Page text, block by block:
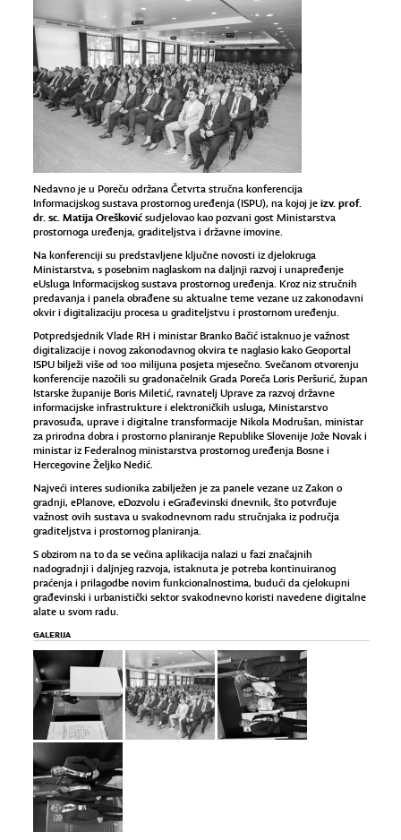
Nedavno je u Poreču održana Četvrta stručna konferencija
Informacijskog sustava prostornog uređenja (ISPU), na kojoj je izv. prof.
dr. sc. Matija Orešković sudjelovao kao pozvani gost Ministarstva
prostornoga uređenja, graditeljstva i državne imovine.
Na konferenciji su predstavljene ključne novosti iz djelokruga
Ministarstva, s posebnim naglaskom na daljnji razvoj i unapređenje
eUsluga Informacijskog sustava prostornog uređenja. Kroz niz stručnih
predavanja i panela obrađene su aktualne teme vezane uz zakonodavni
okvir i digitalizaciju procesa u graditeljstvu i prostornom uređenju.
Potpredsjednik Vlade RH i ministar Branko Bačić istaknuo je važnost
digitalizacije i novog zakonodavnog okvira te naglasio kako Geoportal
ISPU bilježi više od 100 milijuna posjeta mjesečno. Svečanom otvorenju
konferencije nazočili su gradonačelnik Grada Poreča Loris Peršurić, župan
Istarske županije Boris Miletić, ravnatelj Uprave za razvoj državne
informacijske infrastrukture i elektroničkih usluga, Ministarstvo
pravosuđa, uprave i digitalne transformacije Nikola Modrušan, ministar
za prirodna dobra i prostorno planiranje Republike Slovenije Jože Novak i
ministar iz Federalnog ministarstva prostornog uređenja Bosne i
Hercegovine Željko Nedić.
Najveći interes sudionika zabilježen je za panele vezane uz Zakon o
gradnji, ePlanove, eDozvolu i eGrađevinski dnevnik, što potvrđuje
važnost ovih sustava u svakodnevnom radu stručnjaka iz područja
graditeljstva i prostornog planiranja.
S obzirom na to da se većina aplikacija nalazi u fazi značajnih
nadogradnji i daljnjeg razvoja, istaknuta je potreba kontinuiranog
praćenja i prilagodbe novim funkcionalnostima, budući da cjelokupni
građevinski i urbanistički sektor svakodnevno koristi navedene digitalne
alate u svom radu.
GALERIJA